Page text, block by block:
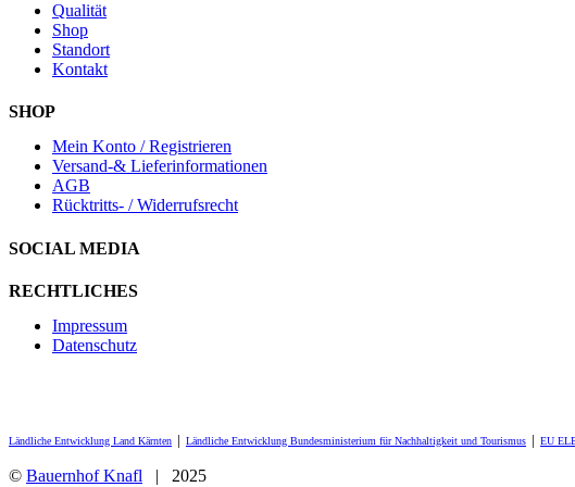
Qualität
Shop
Standort
Kontakt
SHOP
Mein Konto / Registrieren
Versand-& Lieferinformationen
AGB
Rücktritts- / Widerrufsrecht
SOCIAL MEDIA
RECHTLICHES
Impressum
Datenschutz
Ländliche Entwicklung Land Kärnten Ländliche Entwicklung Bundesministerium für Nachhaltigkeit und Tourismus EU
© Bauernhof Knafl | 2025